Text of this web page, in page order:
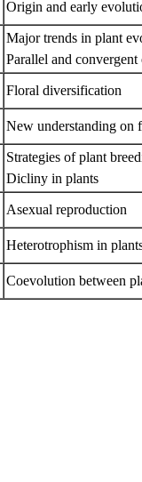
Origin and early
Major trends in plant
Parallel and
Floral diversification
New understanding
Strategies of plant
Dicliny in plants
Asexual reproduction
Heterotrophism in
Coevolution between